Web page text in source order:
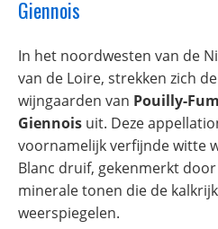
Giennois
In het noordwesten van de
van de Loire, strekken zich
wijngaarden van Pouilly-
Giennois uit. Deze
voornamelijk verfijnde witte
Blanc druif, gekenmerkt
minerale tonen die de
weerspiegelen.